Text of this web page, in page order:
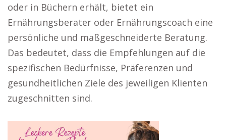
oder in Büchern erhält, bietet ein
Ernährungsberater oder Ernährungscoach eine
persönliche und maßgeschneiderte Beratung.
Das bedeutet, dass die Empfehlungen auf die
spezifischen Bedürfnisse, Präferenzen und
gesundheitlichen Ziele des jeweiligen Klienten
zugeschnitten sind.